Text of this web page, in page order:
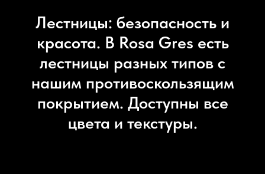
Лестницы: безопасность и
красота. В Rosa Gres есть
лестницы разных типов с
нашим противоскользящим
покрытием. Доступны все
цвета и текстуры.